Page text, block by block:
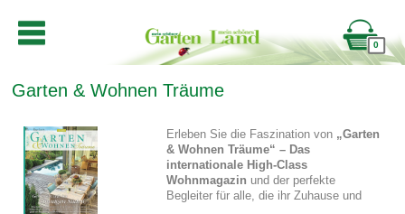
0
Garten & Wohnen Träume
Erleben Sie die Faszination von „Garten
& Wohnen Träume“ – Das
internationale High-Class
Wohnmagazin und der perfekte
Begleiter für alle, die ihr Zuhause und